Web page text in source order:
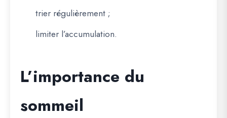
trier régulièrement ;
limiter l’accumulation.
L’importance du
sommeil